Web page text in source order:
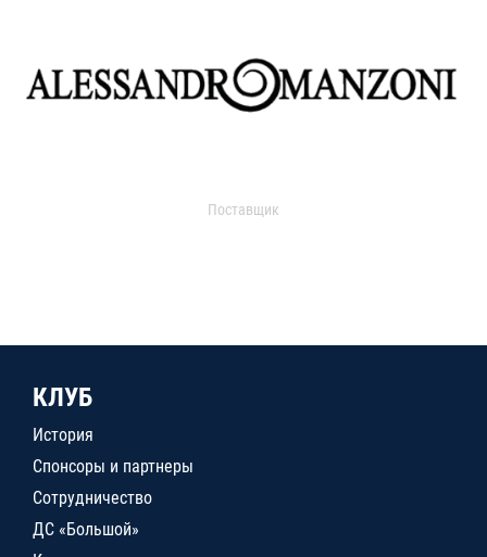
Поставщик
КЛУБ
История
Спонсоры и партнеры
Сотрудничество
ДС «Большой»